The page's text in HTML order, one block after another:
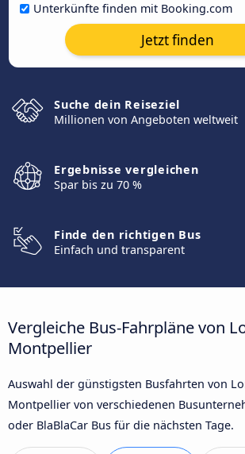
Unterkünfte finden mit Booking.com
Jetzt finden
Suche dein Reiseziel
Millionen von Angeboten weltweit
Ergebnisse vergleichen
Spar bis zu 70 %
Finde den richtigen Bus
Einfach und transparent
Vergleiche Bus-Fahrpläne von
Montpellier
Auswahl der günstigsten Busfahrten von
Montpellier von verschiedenen
oder BlaBlaCar Bus für die nächsten Tage.